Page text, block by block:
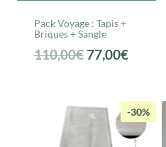
Pack Voyage : Tapis +
Briques + Sangle
110,00€ Le
était :
110,00€.
77,00€Le
est :
77,00€.
-30%